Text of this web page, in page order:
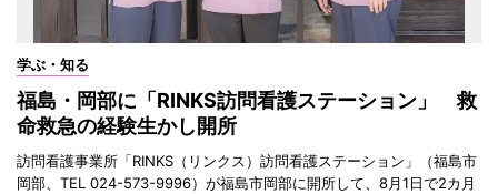
学ぶ・知る
福島・岡部に「RINKS訪問看護ステーション」 救
命救急の経験生かし開所
訪問看護事業所「RINKS（リンクス）訪問看護ステーション」（福島市
岡部、TEL 024-573-9996）が福島市岡部に開所して、8月1日で2カ月